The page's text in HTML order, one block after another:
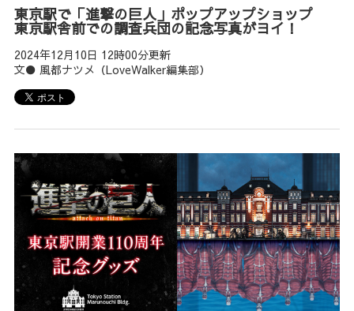
東京駅で「進撃の巨人」ポップアップショップ
東京駅舎前での調査兵団の記念写真がヨイ！
2024年12月10日 12時00分更新
文● 風都ナツメ（LoveWalker編集部）